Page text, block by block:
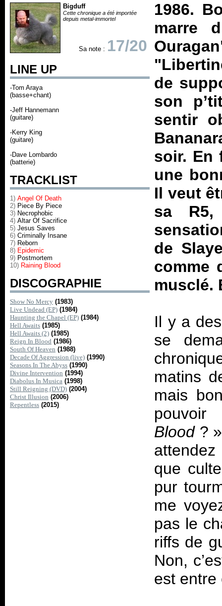
Bigduff
Cette chronique a été importée
depuis metal-immortel
Sa note : 17/20
LINE UP
-Tom Araya
(basse+chant)
-Jeff Hannemann
(guitare)
-Kerry King
(guitare)
-Dave Lombardo
(batterie)
TRACKLIST
1) Angel Of Death
2) Piece By Piece
3) Necrophobic
4) Altar Of Sacrifice
5) Jesus Saves
6) Criminally Insane
7) Reborn
8) Epidemic
9) Postmortem
10) Raining Blood
DISCOGRAPHIE
Show No Mercy (1983)
Live Undead (EP) (1984)
Haunting the Chapel (EP) (1984)
Hell Awaits (1985)
Hell Awaits (2) (1985)
Reign In Blood (1986)
South Of Heaven (1988)
Decade Of Aggression (live) (1990)
Seasons In The Abyss (1990)
Divine Intervention (1994)
Diabolus In Musica (1998)
Still Reigning (DVD) (2004)
Christ Illusion (2006)
Repentless (2015)
1986.
marre
de
son
sentir
soir. En
une
Il veut
sa
de
comme
musclé.
Il y a
se
matins
mais
Blood?
que
pur
me
pas le
riffs de
Non,
est entre